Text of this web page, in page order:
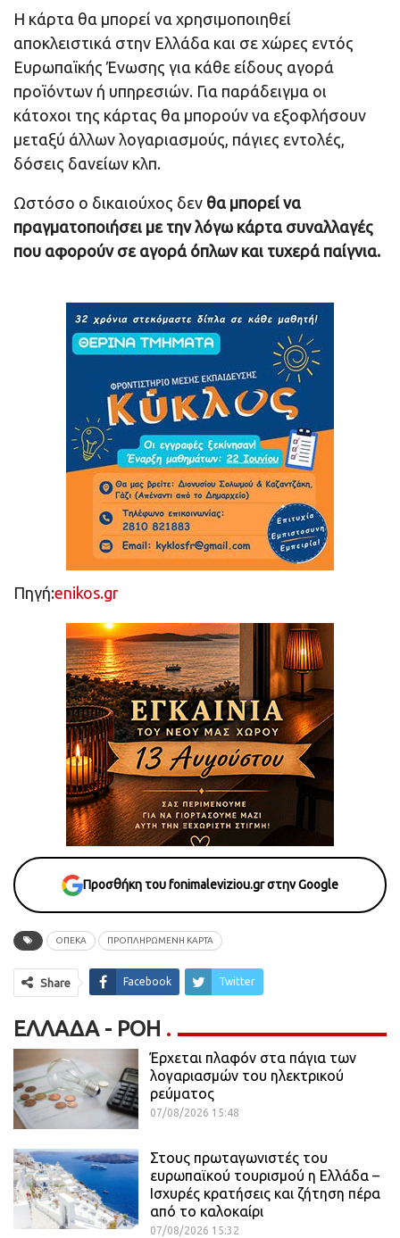
Η κάρτα θα μπορεί να χρησιμοποιηθεί
αποκλειστικά στην Ελλάδα και σε χώρες εντός
Ευρωπαϊκής Ένωσης για κάθε είδους αγορά
προϊόντων ή υπηρεσιών. Για παράδειγμα οι
κάτοχοι της κάρτας θα μπορούν να εξοφλήσουν
μεταξύ άλλων λογαριασμούς, πάγιες εντολές,
δόσεις δανείων κλπ.
Ωστόσο ο δικαιούχος δεν θα μπορεί να
πραγματοποιήσει με την λόγω κάρτα συναλλαγές
που αφορούν σε αγορά όπλων και τυχερά παίγνια.
Πηγή:enikos.gr
Προσθήκη του fonimaleviziou.gr στην Google
ΟΠΕΚΑ ΠΡΟΠΛΗΡΩΜΈΝΗ ΚΆΡΤΑ
Share Facebook Twitter
ΕΛΛΆΔΑ - ΡΟΗ
Έρχεται πλαφόν στα πάγια των
λογαριασμών του ηλεκτρικού
ρεύματος
07/08/2026 15:48
Στους πρωταγωνιστές του
ευρωπαϊκού τουρισμού η Ελλάδα –
Ισχυρές κρατήσεις και ζήτηση πέρα
από το καλοκαίρι
07/08/2026 15:32